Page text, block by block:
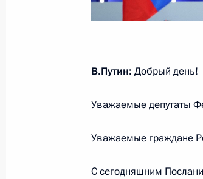
29 февраля 2024
29 февраля 2024 года, 14:20
Итоги года с
14 декабря 2023 года, 16:10
В.Путин: Добрый день!
Уважаемые депутаты
Уважаемые граждане
С сегодняшним